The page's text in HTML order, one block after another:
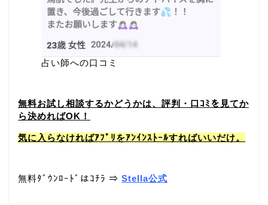
占い師への口コミ
無料お試し相談するかどうかは、評判・口ｺﾐを見てか
ら決めればOK！
気に入らなければｱﾌﾟﾘをｱﾝｲﾝｽﾄｰﾙすればいいだけ。
無料ﾀﾞｳﾝﾛｰﾄﾞはｺﾁﾗ ⇒ Stella公式